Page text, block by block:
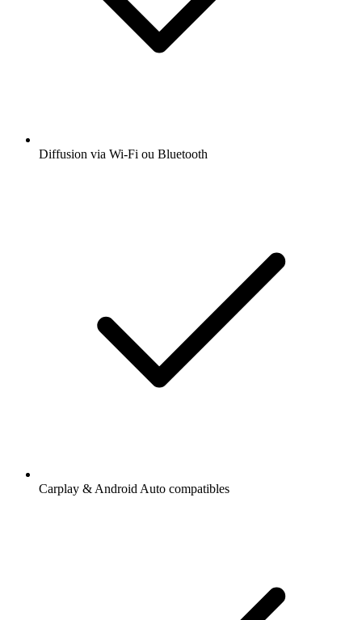
Diffusion via Wi-Fi ou Bluetooth
Carplay & Android Auto compatibles